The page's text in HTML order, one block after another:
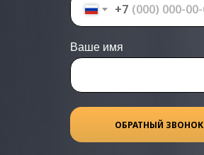
+7
Ваше имя
ОБРАТНЫЙ ЗВОНОК